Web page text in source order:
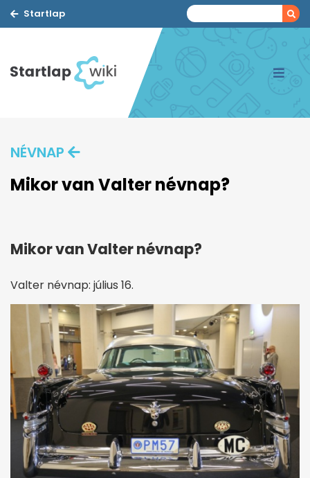
Startlap
NÉVNAP
Mikor van Valter névnap?
Mikor van Valter névnap?
Valter névnap: július 16.